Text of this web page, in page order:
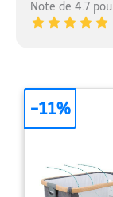
Note de 4.7
-11%